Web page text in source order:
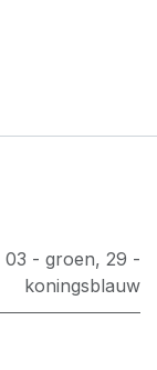
03 - groen, 29 -
koningsblauw